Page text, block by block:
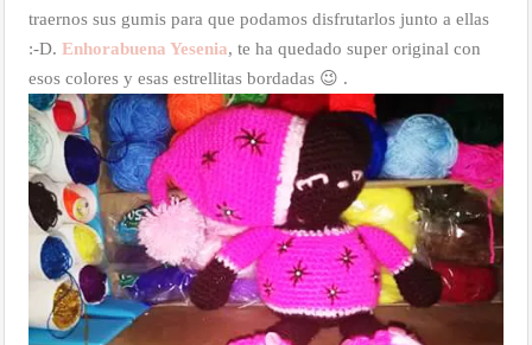
traernos sus gumis para que podamos disfrutarlos junto a ellas
:-D. Enhorabuena Yesenia, te ha quedado super original con
esos colores y esas estrellitas bordadas 😉 .